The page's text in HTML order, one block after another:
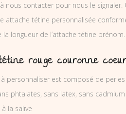
nous contacter pour nous le
attache tétine personnalisée
longueur de l’attache tétine
rouge couronne
personnaliser est composé de
phtalates, sans latex, sans
la salive